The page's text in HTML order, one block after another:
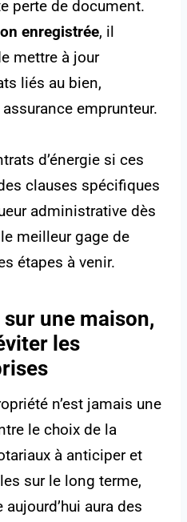
perte de document.
enregistrée, il
mettre à jour
liés au bien,
emprunteur.
d’énergie si ces
clauses spécifiques
administrative dès
meilleur gage de
étapes à venir.
une maison,
les
n’est jamais une
le choix de la
à anticiper et
sur le long terme,
aura des